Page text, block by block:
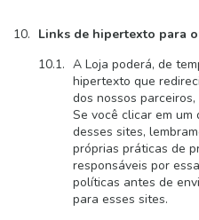
Links de hipertexto para
A Loja poderá, de
hipertexto que
dos nossos
Se você clicar em
desses sites,
próprias práticas de
responsáveis por
políticas antes de
para esses sites.